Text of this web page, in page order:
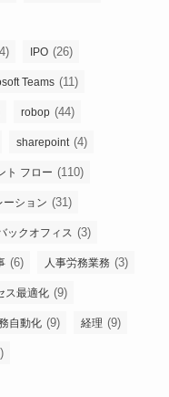
IPO (26)
Teams (11)
robop (44)
sharepoint(4)
ト フロー (110)
ーション (31)
ックオフィス (3)
(6) 人事労務業務 (3)
ス最適化 (9)
自動化 (9) 経理 (9)